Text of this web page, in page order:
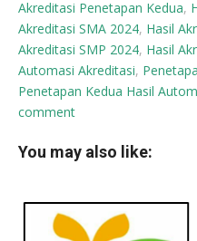
Akreditasi Penetapan Kedua,
Akreditasi SMA 2024, Hasil
Akreditasi SMP 2024, Hasil
Automasi Akreditasi,
Penetapan Kedua Hasil
comment
You may also like: